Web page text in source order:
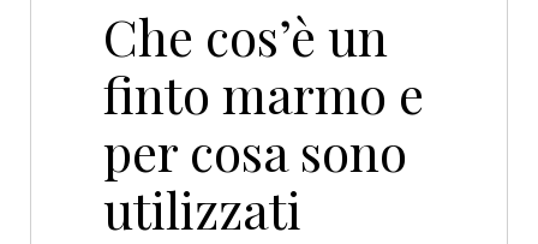
Che cos’è un
finto marmo e
per cosa sono
utilizzati